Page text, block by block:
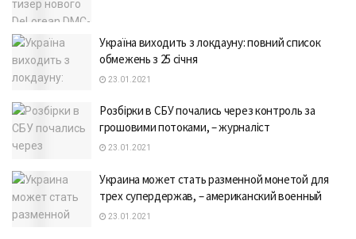
Україна виходить з локдауну: повний список
обмежень з 25 січня
23.01.2021
Розбірки в СБУ почались через контроль за
грошовими потоками, – журналіст
23.01.2021
Украина может стать разменной монетой для
трех супердержав, – американский военный
23.01.2021